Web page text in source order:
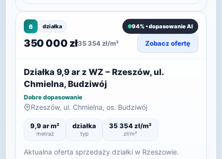
6 działka 94% • dopasowanie AI
350 000 zł35 354 zł/m² Zobacz ofertę
Działka 9,9 ar z WZ – Rzeszów, ul.
Chmielna, Budziwój
Dobre dopasowanie
Rzeszów, ul. Chmielna, os. Budziwój
9,9 ar m²
metraż
działka
typ
35 354 zł/m²
zł/m²
Aktualna oferta sprzedaży działki w Rzeszowie.